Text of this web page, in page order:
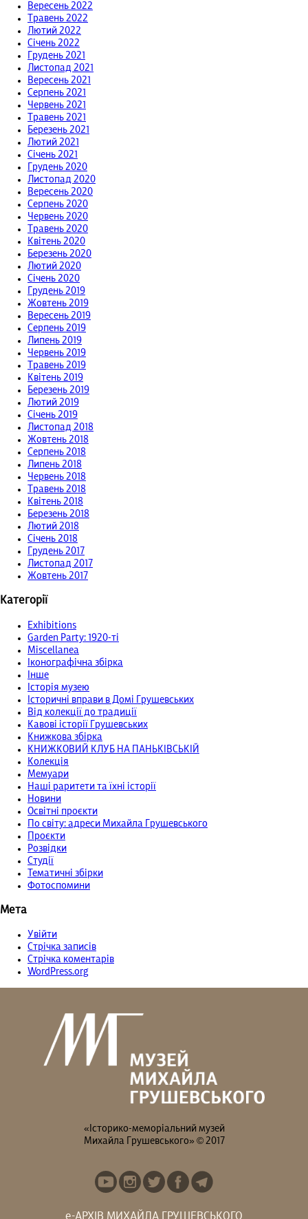
Вересень 2022
Травень 2022
Лютий 2022
Січень 2022
Грудень 2021
Листопад 2021
Вересень 2021
Серпень 2021
Червень 2021
Травень 2021
Березень 2021
Лютий 2021
Січень 2021
Грудень 2020
Листопад 2020
Вересень 2020
Серпень 2020
Червень 2020
Травень 2020
Квітень 2020
Березень 2020
Лютий 2020
Січень 2020
Грудень 2019
Жовтень 2019
Вересень 2019
Серпень 2019
Липень 2019
Червень 2019
Травень 2019
Квітень 2019
Березень 2019
Лютий 2019
Січень 2019
Листопад 2018
Жовтень 2018
Серпень 2018
Липень 2018
Червень 2018
Травень 2018
Квітень 2018
Березень 2018
Лютий 2018
Січень 2018
Грудень 2017
Листопад 2017
Жовтень 2017
Категорії
Exhibitions
Garden Party: 1920-ті
Miscellanea
Іконографічна збірка
Інше
Історія музею
Історичні вправи в Домі Грушевських
Від колекції до традиції
Кавові історії Грушевських
Книжкова збірка
КНИЖКОВИЙ КЛУБ НА ПАНЬКІВСЬКІЙ
Колекція
Мемуари
Наші раритети та їхні історії
Новини
Освітні проєкти
По світу: адреси Михайла Грушевського
Проєкти
Розвідки
Студії
Тематичні збірки
Фотоспомини
Мета
Увійти
Стрічка записів
Стрічка коментарів
WordPress.org
«Історико-меморіальний музей
Михайла Грушевського» © 2017